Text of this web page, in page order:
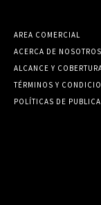
AREA COMERCIAL
ACERCA DE NOSOTROS
ALCANCE Y
TÉRMINOS Y
POLÍTICAS DE